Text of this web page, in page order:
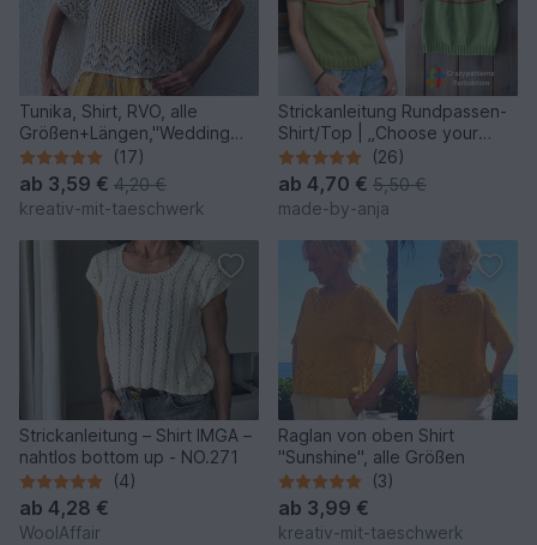
Tunika, Shirt, RVO, alle
Größen+Längen,"Wedding
Day"
(17)
ab 3,59 € 4,20 €
kreativ-mit-taeschwerk
Strickanleitung Rundpassen-
Shirt/Top | „Choose your
colors“ | nahtlos
(26)
ab 4,70 € 5,50 €
made-by-anja
Strickanleitung – Shirt IMGA –
nahtlos bottom up - NO.271
(4)
ab 4,28 €
WoolAffair
Raglan von oben Shirt
"Sunshine", alle Größen
(3)
ab 3,99 €
kreativ-mit-taeschwerk